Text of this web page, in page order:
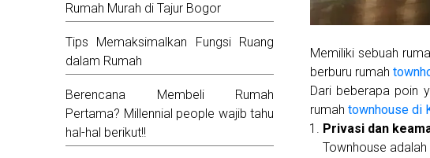
Rumah Murah di Tajur Bogor
Tips Memaksimalkan Fungsi Ruang
dalam Rumah
Berencana Membeli Rumah
Pertama? Millennial people wajib tahu
hal-hal berikut!!
Memiliki sebuah
berburu rumah
Dari beberapa poin
rumahtownhouse di
Privasi dan
Townhouse